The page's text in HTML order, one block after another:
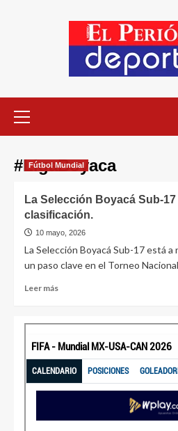
#LigaBoyaca
Fútbol Mundial
La Selección Boyacá Sub-
clasificación.
10 mayo, 2026
La Selección Boyacá Sub-17 está
un paso clave en el Torneo
Leer más